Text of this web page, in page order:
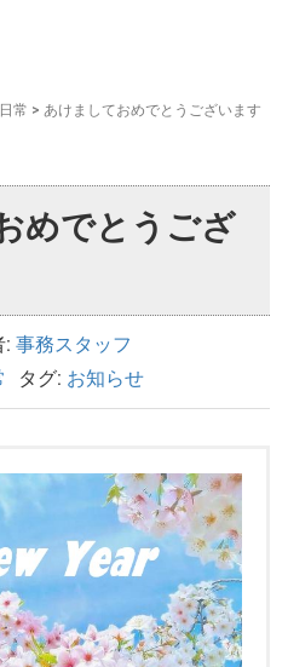
常 > あけましておめでとうございます
めでとうござ
: 事務スタッフ
タグ: お知らせ